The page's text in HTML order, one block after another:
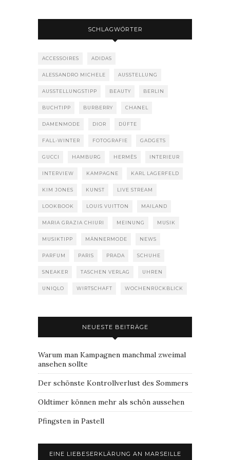
SCHLAGWÖRTER
ACCESSOIRES ADIDAS
ALESSANDRO MICHELE AUSSTELLUNG
AUSSTELLUNGSTIPP BEAUTY BERLIN
BUCHTIPP BURBERRY CHANEL
DAMENMODE DIOR DÜFTE
FALL-WINTER FOTOGRAFIE GADGETS
GUCCI HAMBURG HERMÈS INTERIEUR
INTERVIEW KAMPAGNE KARL LAGERFELD
KIM JONES KUNST LIVE STREAM
LOOKBOOK LOUIS VUITTON MAILAND
MARIA GRAZIA CHIURI MEINUNG MUSIK
MUSIKTIPP MÄNNERMODE NEWS
PARFUM PARIS PRADA SCHUHE
SNEAKER TASCHEN VERLAG UHREN
UNIQLO WIRTSCHAFT WOCHENRÜCKBLICK
NEUESTE BEITRÄGE
Warum man Kampagnen manchmal zweimal
ansehen sollte
Der schönste Kontrollverlust des Sommers
Oldtimer können mehr als schön aussehen
Pfingsten in Pastell
EINE LIEBESERKLÄRUNG AN MARSEILLE